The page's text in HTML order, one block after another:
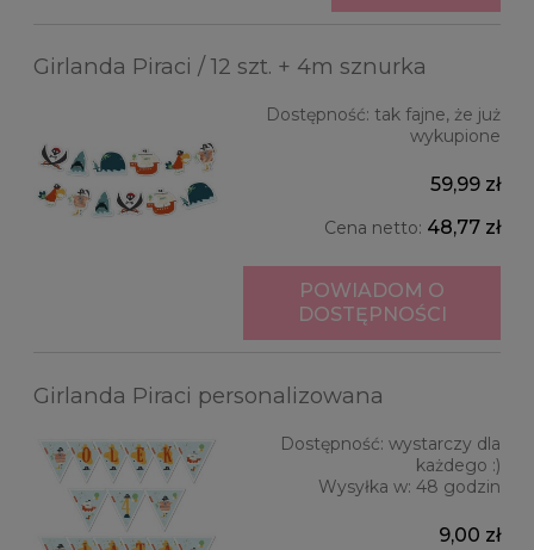
Girlanda Piraci / 12 szt. + 4m sznurka
Dostępność: tak fajne, że już
wykupione
59,99 zł
Cena netto: 48,77 zł
POWIADOM O
DOSTĘPNOŚCI
Girlanda Piraci personalizowana
Dostępność: wystarczy dla
każdego :)
Wysyłka w: 48 godzin
9,00 zł